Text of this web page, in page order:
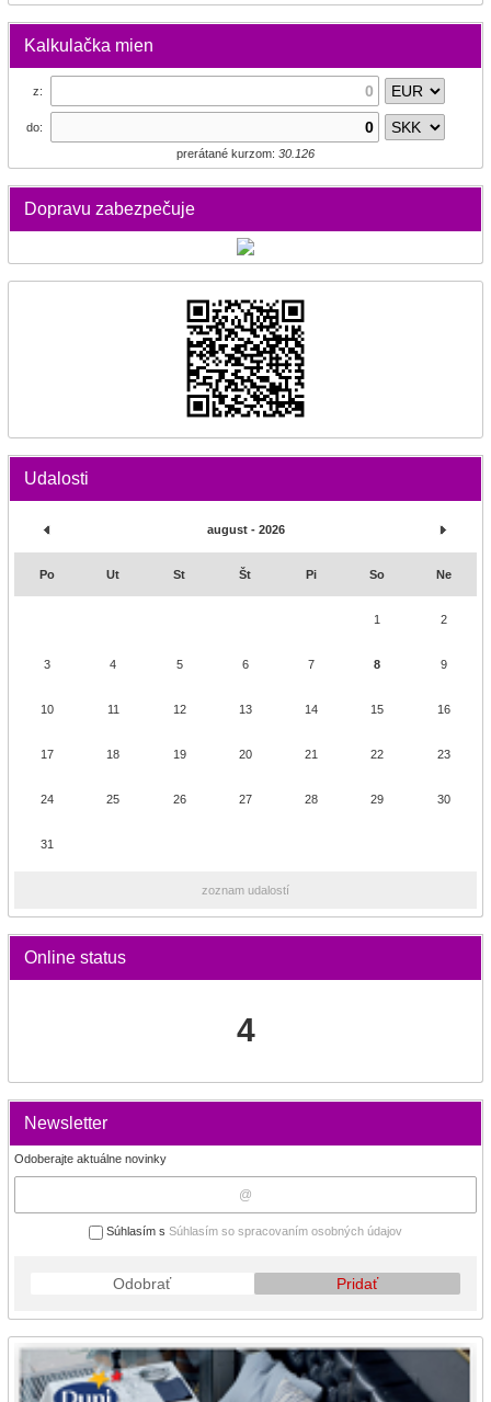
Kalkulačka mien
z:
do:
prerátané kurzom: 30.126
Dopravu zabezpečuje
Udalosti
august - 2026
Po Ut St Št Pi So Ne
1 2
3 4 5 6 7 8 9
10 11 12 13 14 15 16
17 18 19 20 21 22 23
24 25 26 27 28 29 30
31
zoznam udalostí
Online status
4
Newsletter
Odoberajte aktuálne novinky
Súhlasím s Súhlasím so spracovaním osobných údajov
Odobrať Pridať